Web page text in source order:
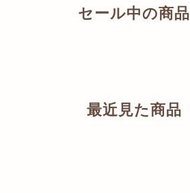
セール中の商品
最近見た商品